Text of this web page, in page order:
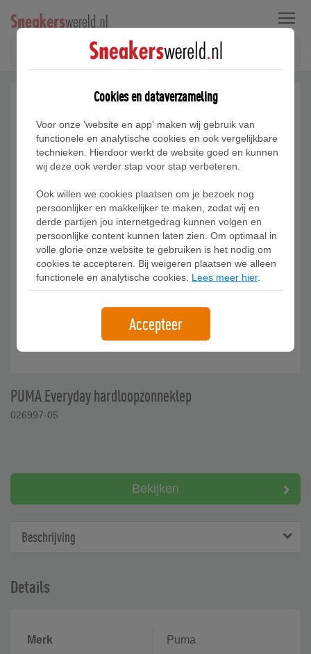
Menu
PUMA Everyday hardloopzonneklep
026997-05
Bekijken
Beschrijving
Details
Merk Puma
Cookies en dataverzameling
Voor onze 'website en app' maken wij gebruik van
functionele en analytische cookies en ook vergelijkbare
technieken. Hierdoor werkt de website goed en kunnen
wij deze ook verder stap voor stap verbeteren.
Ook willen we cookies plaatsen om je bezoek nog
persoonlijker en makkelijker te maken, zodat wij en
derde partijen jou internetgedrag kunnen volgen en
persoonlijke content kunnen laten zien. Om optimaal in
volle glorie onze website te gebruiken is het nodig om
cookies te accepteren. Bij weigeren plaatsen we alleen
functionele en analytische cookies. Lees meer hier.
Accepteer